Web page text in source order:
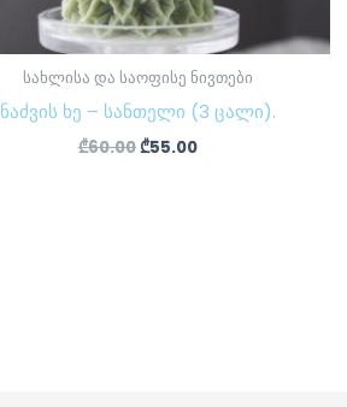
სახლისა და საოფისე ნივთები
ნაძვის ხე – სანთელი (3 ცალი).
₾60.00₾55.00